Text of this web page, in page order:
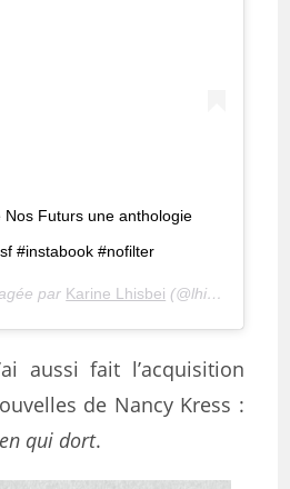
Nos Futurs une anthologie
#instabook #nofilter
par Karine Lhisbei (@lhisbei) le
aussi fait l’acquisition
de Nancy Kress :
qui dort.